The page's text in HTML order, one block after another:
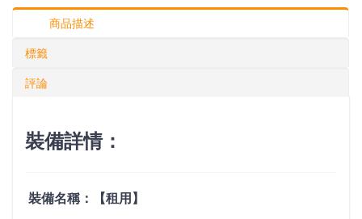
商品描述
標籤
評論
裝備詳情：
裝備名稱：【租用】